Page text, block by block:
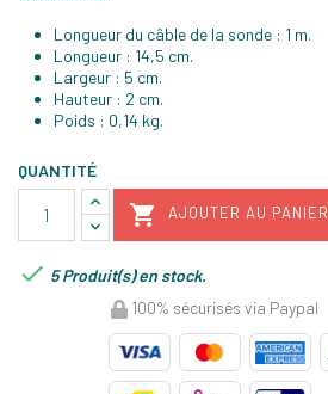
Longueur du câble de la sonde : 1 m.
Longueur : 14,5 cm.
Largeur : 5 cm.
Hauteur : 2 cm.
Poids : 0,14 kg.
QUANTITÉ
 AJOUTER AU PANIER
 5 Produit(s) en stock.
100% sécurisés via Paypal